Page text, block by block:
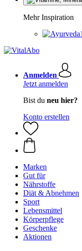
Mehr Inspiration
Anmelden
Jetzt anmelden
Bist du neu hier?
Konto erstellen
Marken
Gut für
Nährstoffe
Diät & Abnehmen
Sport
Lebensmittel
Körperpflege
Geschenke
Aktionen